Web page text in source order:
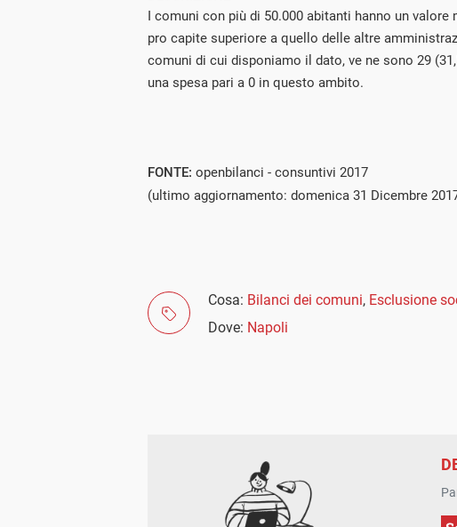
I comuni con più di 50.000 abitanti hanno un valore
pro capite superiore a quello delle altre
comuni di cui disponiamo il dato, ve ne sono 29
una spesa pari a 0 in questo ambito.
FONTE: openbilanci - consuntivi 2017
(ultimo aggiornamento: domenica 31 Dicembre
Cosa: Bilanci dei comuni, Esclusione
Dove: Napoli